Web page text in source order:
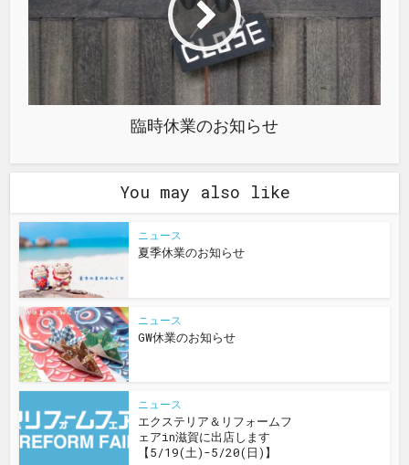
臨時休業のお知らせ
You may also like
ニュース
夏季休業のお知らせ
ニュース
GW休業のお知らせ
ニュース
エクステリア＆リフォームフ
ェアin滋賀に出店します
【5/19(土)-5/20(日)】